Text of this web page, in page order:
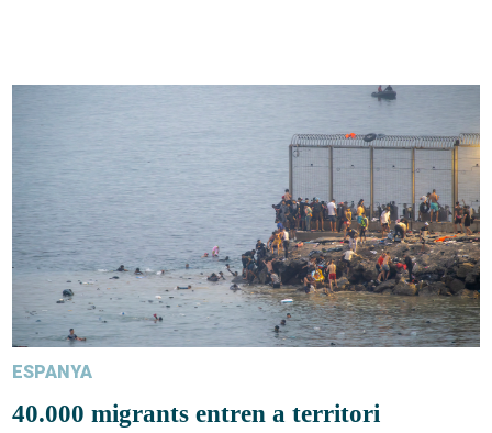
ESPANYA
40.000 migrants entren a territori